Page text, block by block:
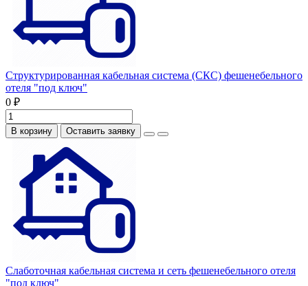
Структурированная кабельная система (СКС) фешенебельного
отеля "под ключ"
0 ₽
В корзину Оставить заявку
Слаботочная кабельная система и сеть фешенебельного отеля
"под ключ"